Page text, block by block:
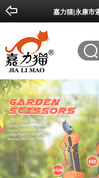
嘉力猫|永康市
Done